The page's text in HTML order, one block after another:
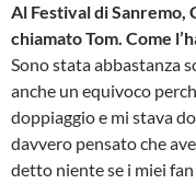
Al Festival di
chiamato Tom. Come
Sono stata abbastanza
anche un equivoco
doppiaggio e mi stava
davvero pensato che
detto niente se i miei